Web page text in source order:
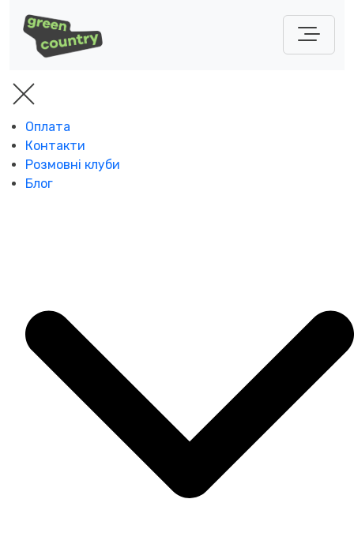
Оплата
Контакти
Розмовні клуби
Блог